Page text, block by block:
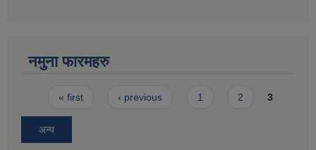
नमुना फारमहरु
Pages
« first ‹ previous 1 2 3
अन्य